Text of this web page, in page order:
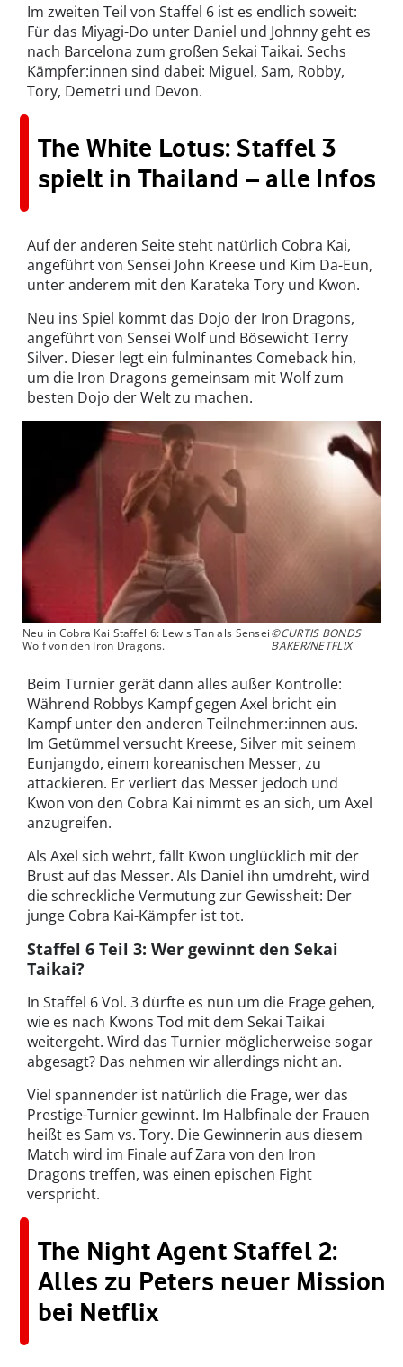
Im zweiten Teil von Staffel 6 ist es endlich soweit:
Für das Miyagi-Do unter Daniel und Johnny geht es
nach Barcelona zum großen Sekai Taikai. Sechs
Kämpfer:innen sind dabei: Miguel, Sam, Robby,
Tory, Demetri und Devon.
The White Lotus: Staffel 3
spielt in Thailand – alle Infos
Auf der anderen Seite steht natürlich Cobra Kai,
angeführt von Sensei John Kreese und Kim Da-Eun,
unter anderem mit den Karateka Tory und Kwon.
Neu ins Spiel kommt das Dojo der Iron Dragons,
angeführt von Sensei Wolf und Bösewicht Terry
Silver. Dieser legt ein fulminantes Comeback hin,
um die Iron Dragons gemeinsam mit Wolf zum
besten Dojo der Welt zu machen.
Neu in Cobra Kai Staffel 6: Lewis Tan als Sensei
Wolf von den Iron Dragons.
©CURTIS BONDS
BAKER/NETFLIX
Beim Turnier gerät dann alles außer Kontrolle:
Während Robbys Kampf gegen Axel bricht ein
Kampf unter den anderen Teilnehmer:innen aus.
Im Getümmel versucht Kreese, Silver mit seinem
Eunjangdo, einem koreanischen Messer, zu
attackieren. Er verliert das Messer jedoch und
Kwon von den Cobra Kai nimmt es an sich, um Axel
anzugreifen.
Als Axel sich wehrt, fällt Kwon unglücklich mit der
Brust auf das Messer. Als Daniel ihn umdreht, wird
die schreckliche Vermutung zur Gewissheit: Der
junge Cobra Kai-Kämpfer ist tot.
Staffel 6 Teil 3: Wer gewinnt den Sekai
Taikai?
In Staffel 6 Vol. 3 dürfte es nun um die Frage gehen,
wie es nach Kwons Tod mit dem Sekai Taikai
weitergeht. Wird das Turnier möglicherweise sogar
abgesagt? Das nehmen wir allerdings nicht an.
Viel spannender ist natürlich die Frage, wer das
Prestige-Turnier gewinnt. Im Halbfinale der Frauen
heißt es Sam vs. Tory. Die Gewinnerin aus diesem
Match wird im Finale auf Zara von den Iron
Dragons treffen, was einen epischen Fight
verspricht.
The Night Agent Staffel 2:
Alles zu Peters neuer Mission
bei Netflix